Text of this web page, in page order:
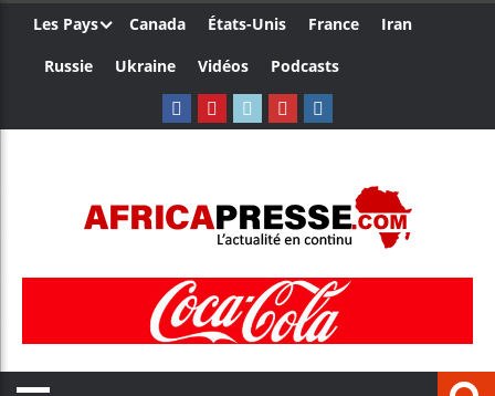
Les Pays Canada États-Unis France
Iran
Russie
Ukraine Vidéos Podcasts